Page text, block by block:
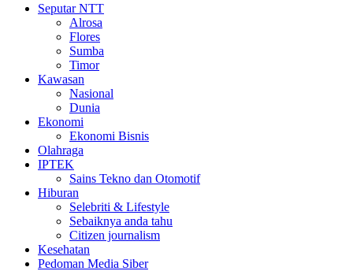
Seputar NTT
Alrosa
Flores
Sumba
Timor
Kawasan
Nasional
Dunia
Ekonomi
Ekonomi Bisnis
Olahraga
IPTEK
Sains Tekno dan Otomotif
Hiburan
Selebriti & Lifestyle
Sebaiknya anda tahu
Citizen journalism
Kesehatan
Pedoman Media Siber